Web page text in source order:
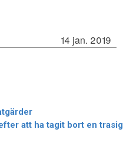
14 jan. 2019
att ha tagit bort en trasig